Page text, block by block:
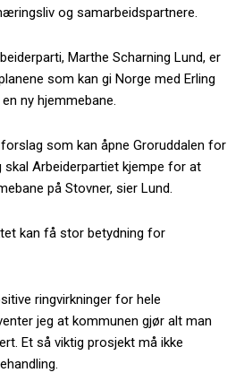
og samarbeidspartnere.
Marthe Scharning Lund, er
som kan gi Norge med Erling
ny hjemmebane.
som kan åpne Groruddalen for
skal Arbeiderpartiet kjempe for at
på Stovner, sier Lund.
kan få stor betydning for
ringvirkninger for hele
jeg at kommunen gjør alt man
Et så viktig prosjekt må ikke